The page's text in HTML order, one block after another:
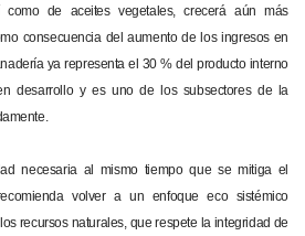
como de aceites vegetales, crecerá aún más
consecuencia del aumento de los ingresos en
ya representa el 30 % del producto interno
desarrollo y es uno de los subsectores de la
necesaria al mismo tiempo que se mitiga el
volver a un enfoque eco sistémico
recursos naturales, que respete la integridad de